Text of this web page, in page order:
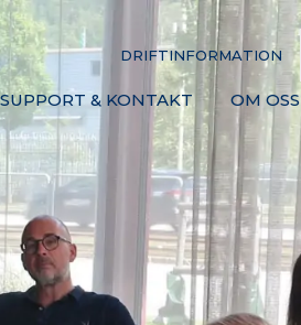
DRIFTINFORMATION
SUPPORT & KONTAKT OM OSS